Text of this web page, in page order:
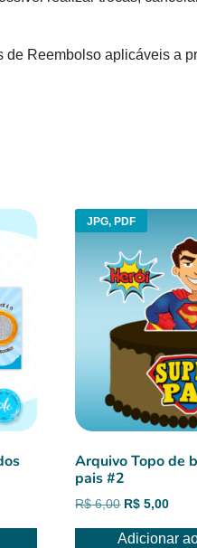
de Reembolso aplicáveis a
JPG, PDF
Arquivo Topo de
pais #2
R$6,00 O
original
R$ 5,00O
atual
Adicionar